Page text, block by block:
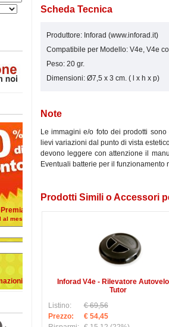
mese)
Scheda Tecnica
Produttore: Inforad (www.inforad.it)
Compatibile per Modello: V4e, V4e
Peso: 20 gr.
Dimensioni: Ø7,5 x 3 cm. ( l x h x p)
Note
Le immagini e/o foto dei prodotti
lievi variazioni dal punto di vista
devono leggere con attenzione il
Eventuali batterie per il funzionamento
Prodotti Simili o Accessori
Inforad V4e - Rilevatore
Tutor
Listino:
€ 69,56
Prezzo:
€ 54,45